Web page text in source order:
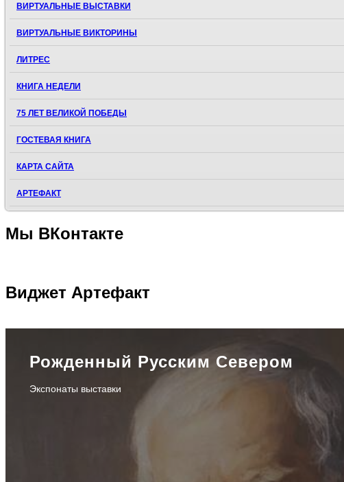
ВИРТУАЛЬНЫЕ ВЫСТАВКИ
ВИРТУАЛЬНЫЕ ВИКТОРИНЫ
ЛИТРЕС
КНИГА НЕДЕЛИ
75 ЛЕТ ВЕЛИКОЙ ПОБЕДЫ
ГОСТЕВАЯ КНИГА
КАРТА САЙТА
АРТЕФАКТ
Мы ВКонтакте
Виджет Артефакт
Рожденный Русским Севером
Экспонаты выставки